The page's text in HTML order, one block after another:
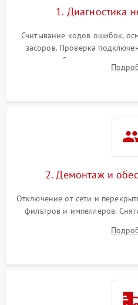
Проблемы с1. Диагностика
Считывание кодов ошибок,
засоров. Проверка
жалоб на отсутствие
разбрызгивателей или
2. Демонтаж и
Отключение от сети и
фильтров и импеллеров.
циркуляционному